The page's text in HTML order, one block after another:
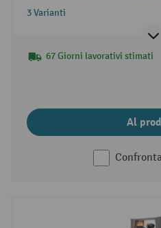
telescopico, doppia
3 Varianti
67 Giorni lavorativi stimati
Al